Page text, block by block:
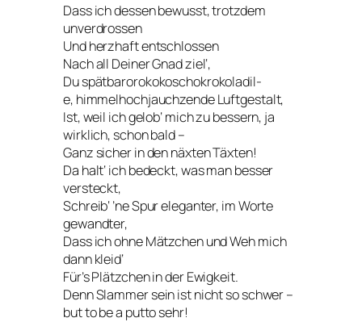
Dass ich dessen bewusst, trotzdem
unverdrossen
Und herzhaft entschlossen
Nach all Deiner Gnad ziel‘,
Du spätbarorokokoschokrokoladil-
e, himmelhochjauchzende Luftgestalt,
Ist, weil ich gelob‘ mich zu bessern, ja
wirklich, schon bald –
Ganz sicher in den näxten Täxten!
Da halt‘ ich bedeckt, was man besser
versteckt,
Schreib‘ ’ne Spur eleganter, im Worte
gewandter,
Dass ich ohne Mätzchen und Weh mich
dann kleid‘
Für’s Plätzchen in der Ewigkeit.
Denn Slammer sein ist nicht so schwer –
but to be a putto sehr!